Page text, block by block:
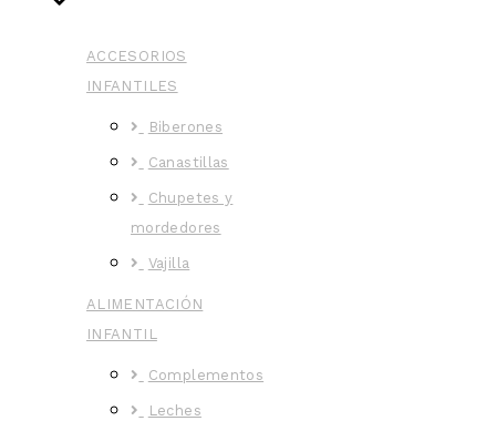
ACCESORIOS
INFANTILES
Biberones
Canastillas
Chupetes y
mordedores
Vajilla
ALIMENTACIÓN
INFANTIL
Complementos
Leches